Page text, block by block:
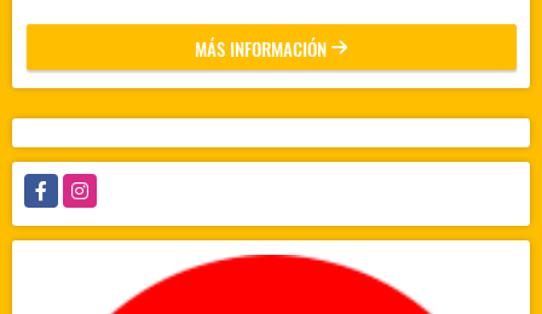
MÁS INFORMACIÓN
FacebookInstagram